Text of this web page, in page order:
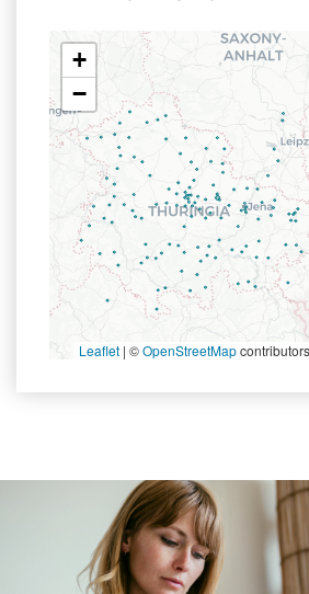
+
−
Leaflet | ©OpenStreetMap